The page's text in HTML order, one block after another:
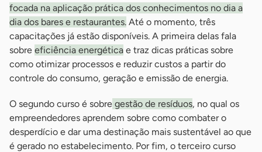
focada na aplicação prática dos conhecimentos no dia a
dia dos bares e restaurantes. Até o momento, três
capacitações já estão disponíveis. A primeira delas fala
sobre eficiência energética e traz dicas práticas sobre
como otimizar processos e reduzir custos a partir do
controle do consumo, geração e emissão de energia.
O segundo curso é sobre gestão de resíduos, no qual os
empreendedores aprendem sobre como combater o
desperdício e dar uma destinação mais sustentável ao que
é gerado no estabelecimento. Por fim, o terceiro curso